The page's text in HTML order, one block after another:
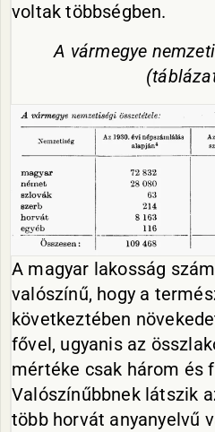
voltak többségben.
A vármegye
A magyar lakosság
valószínű, hogy a
következtében
fővel, ugyanis az
mértéke csak három és
Valószínűbbnek látszik
több horvát anyanyelvű